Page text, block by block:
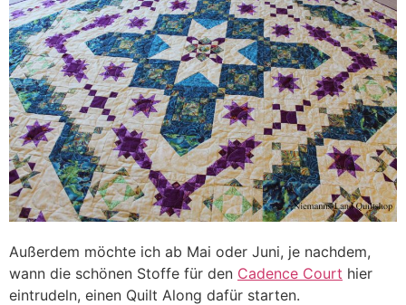
Außerdem möchte ich ab Mai oder Juni, je nachdem,
wann die schönen Stoffe für den Cadence Court hier
eintrudeln, einen Quilt Along dafür starten.